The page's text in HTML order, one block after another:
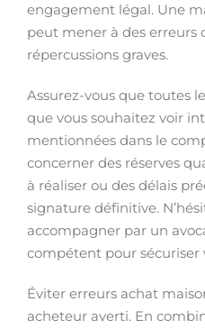
engagement légal. Une
peut mener à des erreurs
répercussions graves.
Assurez-vous que toutes
que vous souhaitez voir
mentionnées dans le
concerner des réserves
à réaliser ou des délais
signature définitive.
accompagner par un
compétent pour sécuriser
Éviter erreurs achat
acheteur averti. En